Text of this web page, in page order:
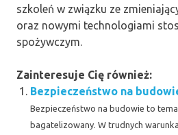
szkoleń w związku ze
oraz nowymi technologiami
spożywczym.
Zainteresuje Cię również:
Bezpieczeństwo na
Bezpieczeństwo na budowie to
bagatelizowany. W trudnych